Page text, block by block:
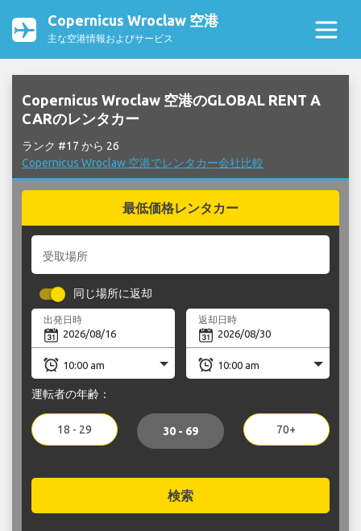
Copernicus Wroclaw 空港
主な空港情報およびサービス
Copernicus Wroclaw 空港のGLOBAL RENT A
CARのレンタカー
ランク #17 から 26
Copernicus Wroclaw 空港でレンタカー会社比較
最低価格レンタカー
受取場所
同じ場所に返却
出発日時 返却日時
運転者の年齢：
18 - 29 30 - 69 70+
検索